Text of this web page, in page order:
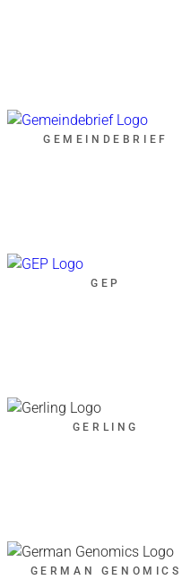
GEMEINDEBRIEF
GEP
GERLING
GERMAN GENOMICS